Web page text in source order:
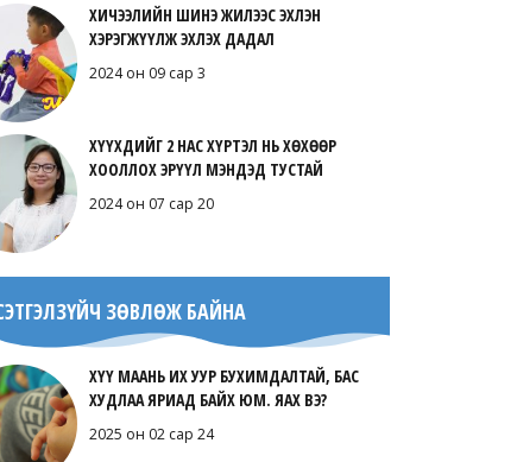
ХИЧЭЭЛИЙН ШИНЭ ЖИЛЭЭС ЭХЛЭН
ХЭРЭГЖҮҮЛЖ ЭХЛЭХ ДАДАЛ
2024 он 09 сар 3
ХҮҮХДИЙГ 2 НАС ХҮРТЭЛ НЬ ХӨХӨӨР
ХООЛЛОХ ЭРҮҮЛ МЭНДЭД ТУСТАЙ
2024 он 07 сар 20
ЗӨВЛӨЖ БАЙНА
ХҮҮ МААНЬ ИХ УУР БУХИМДАЛТАЙ, БАС
ХУДЛАА ЯРИАД БАЙХ ЮМ. ЯАХ ВЭ?
2025 он 02 сар 24